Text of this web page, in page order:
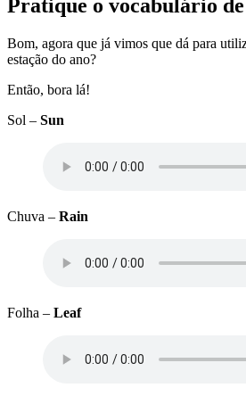
Pratique o vocabulário
Bom, agora que já vimos que dá para
estação do ano?
Então, bora lá!
Sol – Sun
Chuva – Rain
Folha – Leaf